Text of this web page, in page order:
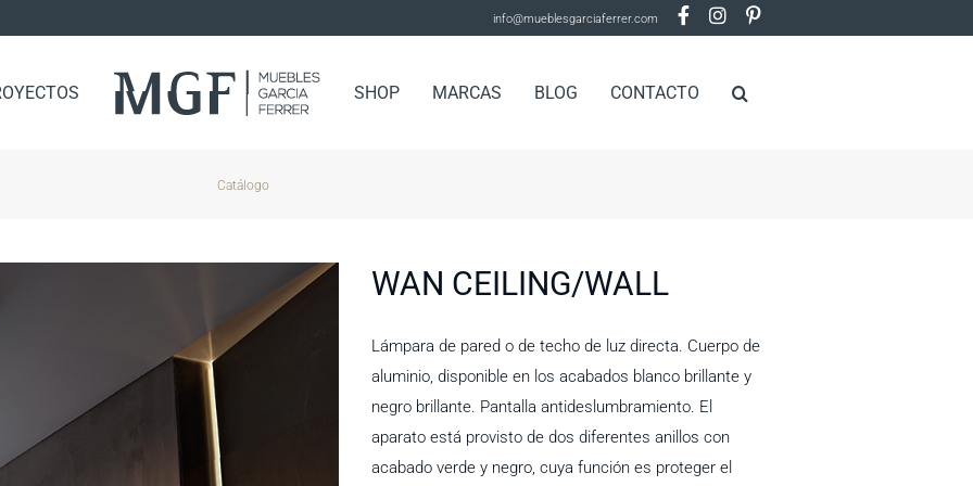
info@mueblesgarciaferrer.com
SHOP MARCAS BLOG CONTACTO
Catálogo
WAN CEILING/WALL
Lámpara de pared o de techo de luz directa. Cuerpo de
aluminio, disponible en los acabados blanco brillante y
negro brillante. Pantalla antideslumbramiento. El
aparato está provisto de dos diferentes anillos con
acabado verde y negro, cuya función es proteger el